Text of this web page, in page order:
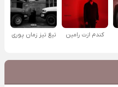
کندم ازت رامین تیغ تیز زمان پوری